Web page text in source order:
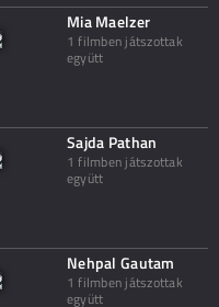
Mia Maelzer
1 filmben játszottak
együtt
Sajda Pathan
1 filmben játszottak
együtt
Nehpal Gautam
1 filmben játszottak
együtt